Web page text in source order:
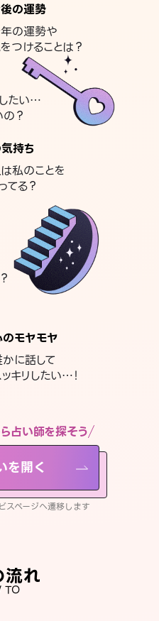
の運勢
の運勢や
つけることは？
たい…
？
持ち
私のことを
てる？
モヤモヤ
に話して
キリしたい…！
占い師を探そう
を開く
ページへ遷移します
流れ
TO